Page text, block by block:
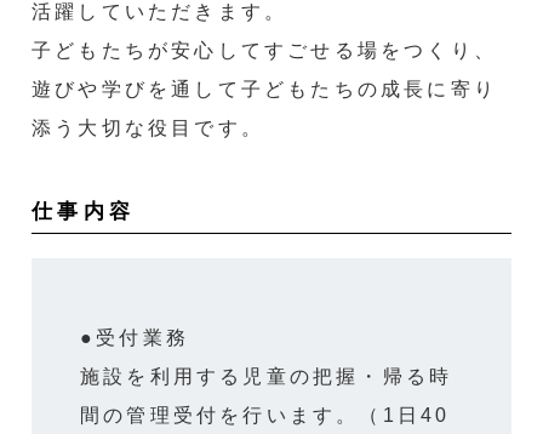
活躍していただきます。
子どもたちが安心してすごせる場をつくり、
遊びや学びを通して子どもたちの成長に寄り
添う大切な役目です。
仕事内容
●受付業務
施設を利用する児童の把握・帰る時
間の管理受付を行います。（1日40